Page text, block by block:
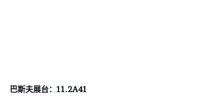
巴斯夫展台：11.2A41